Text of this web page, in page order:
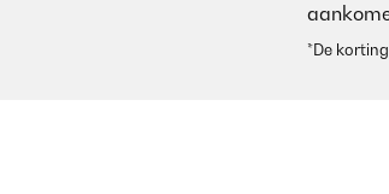
*De